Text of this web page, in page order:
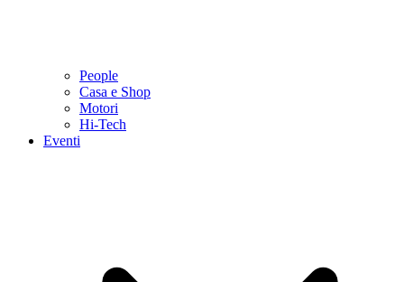
People
Casa e Shop
Motori
Hi-Tech
Eventi